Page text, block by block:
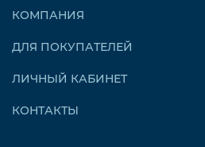
КОМПАНИЯ
ДЛЯ ПОКУПАТЕЛЕЙ
ЛИЧНЫЙ КАБИНЕТ
КОНТАКТЫ